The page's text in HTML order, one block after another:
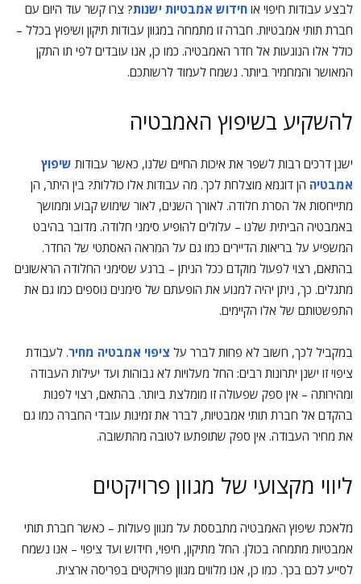
לבצע עבודות חיפוי או חידוש אמבטיות ישנות? צרו קשר עוד היום עם
חברת תותי אמבטיות. חברה זו מתמחה במגוון עבודות תיקון ושיפוץ בכלל –
כולל אלו הנוגעות אל חדר האמבטיה. כמו כן, אנו עובדים לפי תו התקן
המאושר והמחמיר ביותר. נשמח לעמוד לרשותכם.
להשקיע בשיפוץ האמבטיה
ישנן דרכים רבות לשפר את איכות החיים שלנו, כאשר עבודות שיפוץ
אמבטיה הן דוגמא מוצלחת לכך. מה עבודות אלו כוללות? בין היתר, הן
מתייחסות אל הסרת חלודה. לאורך השנים, לאור שימוש קבוע וממושך
באמבטיה הביתית שלנו – עלולים להופיע סימני חלודה. מדובר בהיבט
המשפיע על בריאות הדיירים כמו גם על המראה האסתטי של החדר.
בהתאם, רצוי לפעול מוקדם ככל הניתן – ברגע שסימני החלודה הראשונים
מתגלים. כך, ניתן יהיה למנוע את הופעתם של סימנים נוספים כמו גם את
התפשטותם של אלו הקיימים.
במקביל לכך, חשוב לא פחות לברר על ציפוי אמבטיה מחיר. לעבודת
ציפוי זו ישנן יתרונות רבים: החל מעלויות לא גבוהות ועד יעילות העבודה
ומהירותה – אין ספק שפעולה זו מומלצת ביותר. בהתאם, רצוי לפנות
בהקדם אל חברת תותי אמבטיות, לברר את זמינות עובדי החברה כמו גם
את מחיר העבודה. אין ספק שתופתעו לטובה מהתשובה.
ליווי מקצועי של מגוון פרויקטים
מלאכת שיפוץ האמבטיה מתבססת על מגוון פעולות – כאשר חברת תותי
אמבטיות מתמחה בכולן. החל מתיקון, חיפוי, חידוש ועד ציפוי – אנו נשמח
לסייע לכם בכך. כמו כן, אנו מלווים מגוון פרויקטים בפריסה ארצית.